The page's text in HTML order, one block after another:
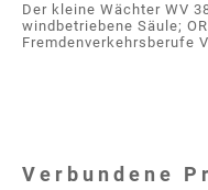
Der kleine Wächter WV
windbetriebene Säule;
Fremdenverkehrsberufe
Verbundene